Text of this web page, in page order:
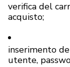
verifica del
acquisto;
inserimento
utente,